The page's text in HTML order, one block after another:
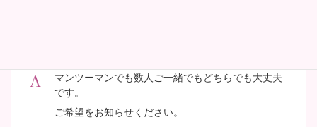
マンツーマンでも数人ご一緒でもどちらでも大丈夫
です。
ご希望をお知らせください。